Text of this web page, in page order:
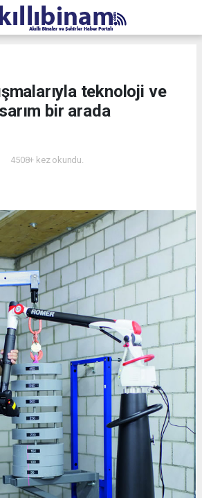
teknoloji ve
bir arada
4508+ kez okundu.